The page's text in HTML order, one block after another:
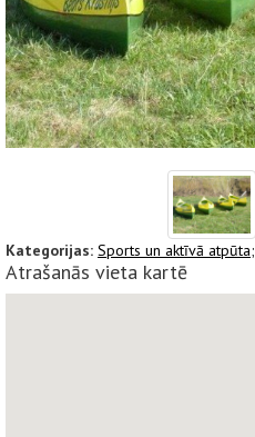
Kategorijas: Sports un aktīvā atpūta;
Atrašanās vieta kartē